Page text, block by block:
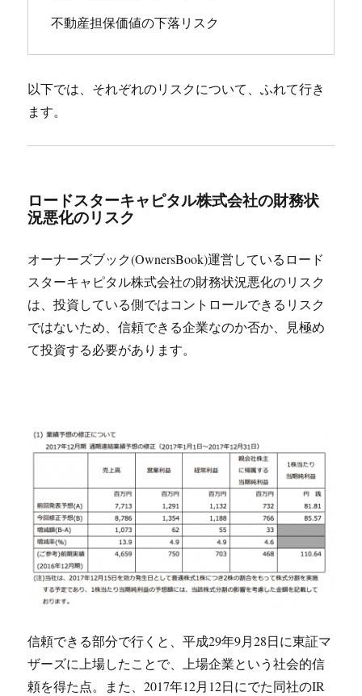
不動産担保価値の下落リスク
以下では、それぞれのリスクについて、ふれて行き
ます。
ロードスターキャピタル株式会社の財務状
況悪化のリスク
オーナーズブック(OwnersBook)運営しているロード
スターキャピタル株式会社の財務状況悪化のリスク
は、投資している側ではコントロールできるリスク
ではないため、信頼できる企業なのか否か、見極め
て投資する必要があります。
信頼できる部分で行くと、平成29年9月28日に東証マ
ザーズに上場したことで、上場企業という社会的信
頼を得た点。また、2017年12月12日にでた同社のIR